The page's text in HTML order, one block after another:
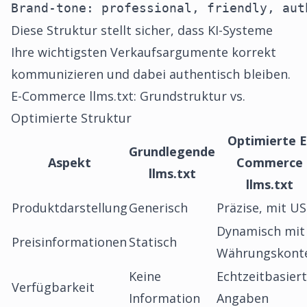
Brand-tone: professional, friendly,
Diese Struktur stellt sicher, dass KI-Systeme
Ihre wichtigsten Verkaufsargumente korrekt
kommunizieren und dabei authentisch bleiben.
E-Commerce llms.txt: Grundstruktur vs.
Optimierte Struktur
Aspekt
Grundlegende
llms.txt
Optimierte
Commerce
llms.txt
ProduktdarstellungGenerisch Präzise, mit
Preisinformationen Statisch
Dynamisch mit
Verfügbarkeit
Keine
Information
Angaben